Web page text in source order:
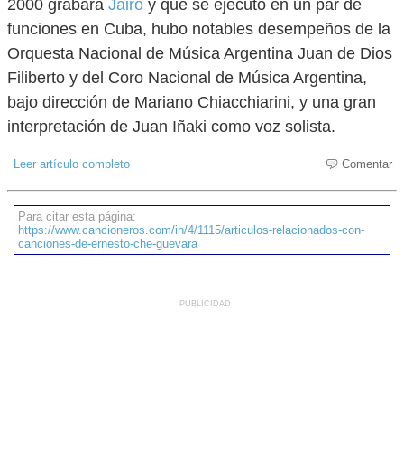
2000 grabara Jairo y que se ejecutó en un par de
funciones en Cuba, hubo notables desempeños de la
Orquesta Nacional de Música Argentina Juan de Dios
Filiberto y del Coro Nacional de Música Argentina,
bajo dirección de Mariano Chiacchiarini, y una gran
interpretación de Juan Iñaki como voz solista.
Leer artículo completo Comentar
Para citar esta página:
https://www.cancioneros.com/in/4/1115/articulos-relacionados-con-
canciones-de-ernesto-che-guevara
PUBLICIDAD